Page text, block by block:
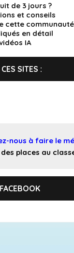
de 3 jours ?
et conseils
cette
en détail
IA
SITES :
nous à faire le
places au